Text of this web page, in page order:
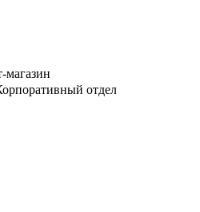
магазин
отдел